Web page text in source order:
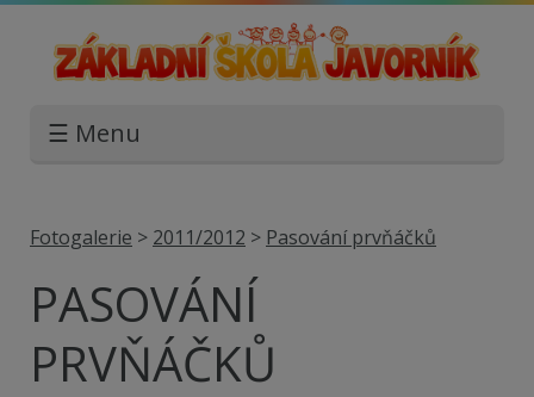
☰ Menu
Fotogalerie > 2011/2012 > Pasování prvňáčků
PASOVÁNÍ
PRVŇÁČKŮ